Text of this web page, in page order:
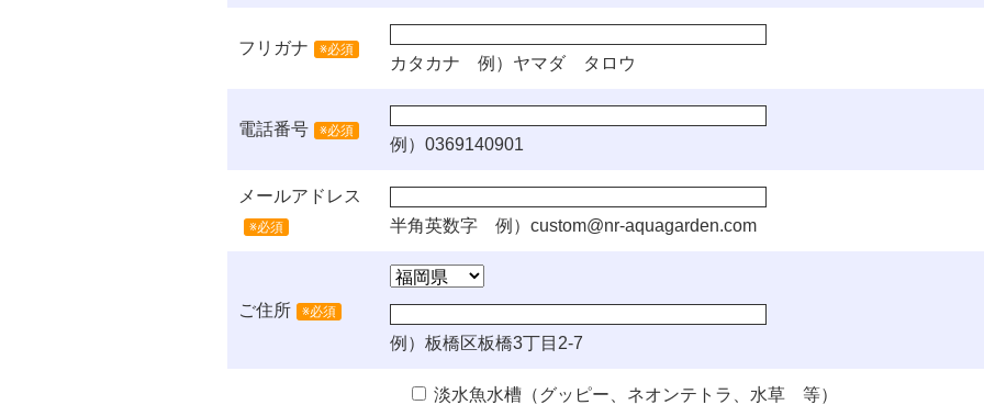
フリガナ ※必須
カタカナ 例）ヤマダ タロウ
電話番号 ※必須
例）0369140901
メールアドレス
※必須 半角英数字 例） custom@nr-aquagarden.com
ご住所 ※必須
例）板橋区板橋3丁目2-7
淡水魚水槽（グッピー、ネオンテトラ、水草 等）